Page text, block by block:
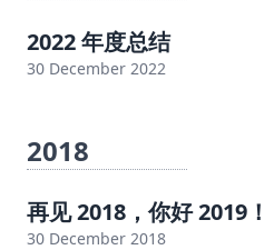
2022 年度总结
30 December 2022
2018
再见 2018，你好 2019！
30 December 2018